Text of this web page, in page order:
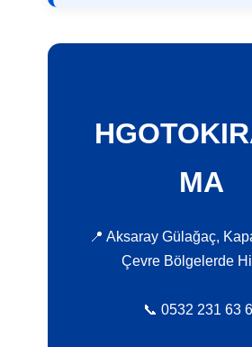
MA
📍 Aksaray Gülağaç,
Çevre Bölgelerde
📞 0532 231 63